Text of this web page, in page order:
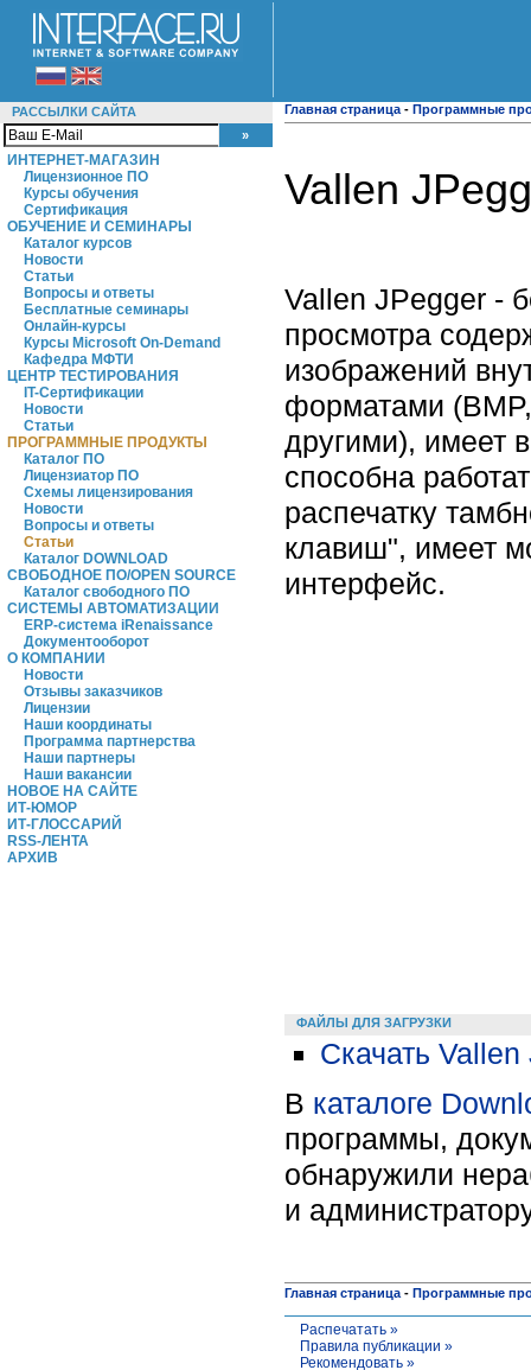
РАССЫЛКИ САЙТА
ИНТЕРНЕТ-МАГАЗИН
Лицензионное ПО
Курсы обучения
Сертификация
ОБУЧЕНИЕ И СЕМИНАРЫ
Каталог курсов
Новости
Статьи
Вопросы и ответы
Бесплатные семинары
Онлайн-курсы
Курсы Microsoft On-Demand
Кафедра МФТИ
ЦЕНТР ТЕСТИРОВАНИЯ
IT-Сертификации
Новости
Статьи
ПРОГРАММНЫЕ ПРОДУКТЫ
Каталог ПО
Лицензиатор ПО
Схемы лицензирования
Новости
Вопросы и ответы
Статьи
Каталог DOWNLOAD
СВОБОДНОЕ ПО/OPEN SOURCE
Каталог свободного ПО
СИСТЕМЫ АВТОМАТИЗАЦИИ
ERP-система iRenaissance
Документооборот
О КОМПАНИИ
Новости
Отзывы заказчиков
Лицензии
Наши координаты
Программа партнерства
Наши партнеры
Наши вакансии
НОВОЕ НА САЙТЕ
ИТ-ЮМОР
ИТ-ГЛОССАРИЙ
RSS-ЛЕНТА
АРХИВ
Главная страница - Программные
Vallen
Vallen JPegger -
просмотра
изображений
форматами
другими), имеет
способна
распечатку
клавиш", имеет
интерфейс.
ФАЙЛЫ ДЛЯ ЗАГРУЗКИ
Скачать
В каталоге
программы,
обнаружили
и
Главная страница - Программные
Распечатать »
Правила публикации »
Рекомендовать »